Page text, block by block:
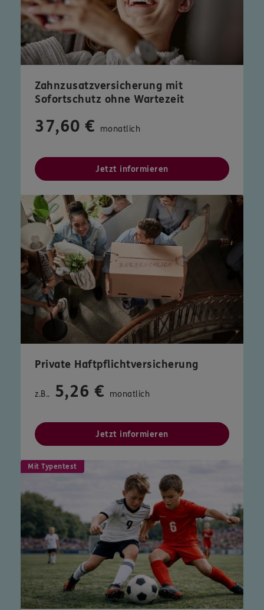
Zahnzusatzversicherung mit
Sofortschutz ohne Wartezeit
37,60 € monatlich
Jetzt informieren
Private Haftpflichtversicherung
z.B.. 5,26 € monatlich
Jetzt informieren
Mit Typentest